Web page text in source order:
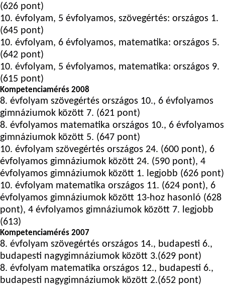
(626 pont)
10. évfolyam, 5 évfolyamos, szövegértés: országos 1.
(645 pont)
10. évfolyam, 6 évfolyamos, matematika: országos 5.
(642 pont)
10. évfolyam, 5 évfolyamos, matematika: országos 9.
(615 pont)
Kompetenciamérés 2008
8. évfolyam szövegértés országos 10., 6 évfolyamos
gimnáziumok között 7. (621 pont)
8. évfolyamos matematika országos 10., 6 évfolyamos
gimnáziumok között 5. (647 pont)
10. évfolyam szövegértés országos 24. (600 pont), 6
évfolyamos gimnáziumok között 24. (590 pont), 4
évfolyamos gimnáziumok között 1. legjobb (626 pont)
10. évfolyam matematika országos 11. (624 pont), 6
évfolyamos gimnáziumok között 13-hoz hasonló (628
pont), 4 évfolyamos gimnáziumok között 7. legjobb
(613)
Kompetenciamérés 2007
8. évfolyam szövegértés országos 14., budapesti 6.,
budapesti nagygimnáziumok között 3.(629 pont)
8. évfolyam matematika országos 12., budapesti 6.,
budapesti nagygimnáziumok között 2.(652 pont)